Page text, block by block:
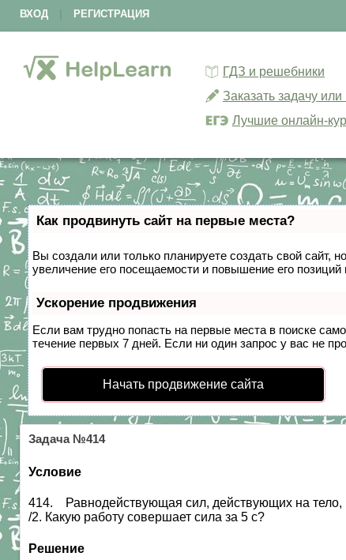
ВХОД РЕГИСТРАЦИЯ
ГДЗ и решебники
Заказать задачу
Лучшие онлайн-
Как продвинуть сайт на первые места?
Вы создали или только планируете создать свой сайт,
увеличение его посещаемости и повышение его позиций
Ускорение продвижения
Если вам трудно попасть на первые места в поиске
течение первых 7 дней. Если ни один запрос у вас не
Начать продвижение сайта
Задача №414
Условие
414. Равнодействующая сил, действующих на тело,
/2. Какую работу совершает сила за 5 с?
Решение